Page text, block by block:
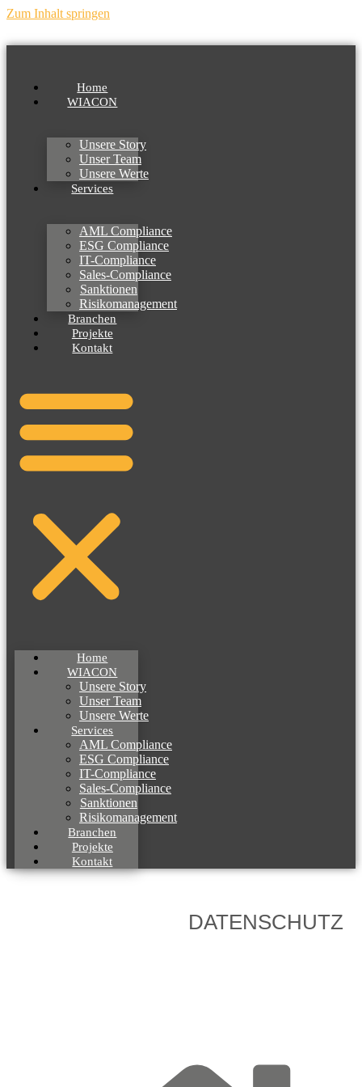
Zum Inhalt springen
Home
WIACON
Unsere Story
Unser Team
Unsere Werte
Services
AML Compliance
ESG Compliance
IT-Compliance
Sales-Compliance
Sanktionen
Risikomanagement
Branchen
Projekte
Kontakt
Home
WIACON
Unsere Story
Unser Team
Unsere Werte
Services
AML Compliance
ESG Compliance
IT-Compliance
Sales-Compliance
Sanktionen
Risikomanagement
Branchen
Projekte
Kontakt
DATENSCHUTZ